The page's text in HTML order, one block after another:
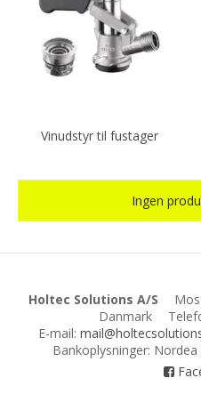
Vinudstyr til fustager
Ingen
Holtec Solutions A/S
Danmark
E-mail:
Bankoplysninger: Nordea